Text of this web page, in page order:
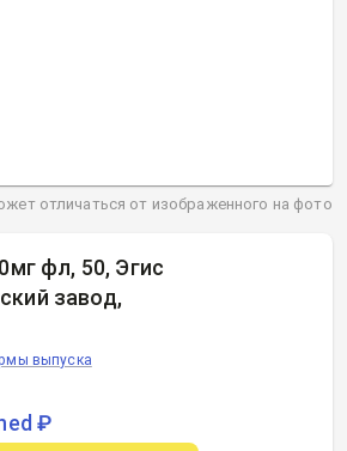
фл, 50, Эгис
завод,
выпуска
₽
отличаться от изображенного на фото